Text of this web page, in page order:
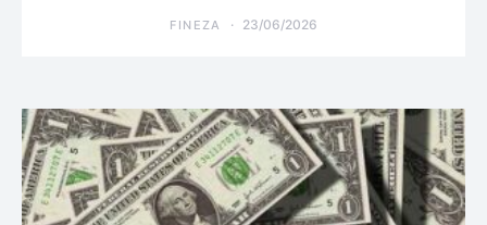
FINEZA 23/06/2026